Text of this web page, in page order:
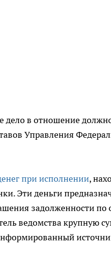
в отношение
Управления
при исполнении,
Эти деньги
задолженности по
ведомства крупную